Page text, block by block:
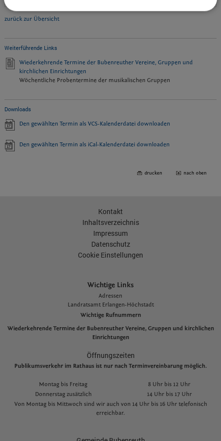
zurück zur Übersicht
Weiterführende Links
Wiederkehrende Termine der Bubenreuther Vereine, Gruppen und
kirchlichen Einrichtungen
Wöchentliche Probentermine der musikalischen Gruppen
Downloads
Den gewählten Termin als VCS-Kalenderdatei downloaden
Den gewählten Termin als iCal-Kalenderdatei downloaden
drucken nach oben
Kontakt
Inhaltsverzeichnis
Impressum
Datenschutz
Cookie Einstellungen
Wichtige Links
Adressen
Landratsamt Erlangen-Höchstadt
Wichtige Rufnummern
Wiederkehrende Termine der Bubenreuther Vereine, Gruppen und kirchlichen
Einrichtungen
Öffnungszeiten
Publikumsverkehr im Rathaus ist nur nach Terminvereinbarung möglich.
Montag bis Freitag
8 Uhr bis 12 Uhr
Donnerstag zusätzlich
14 Uhr bis 17 Uhr
Von Montag bis Mittwoch sind wir auch von 14 Uhr bis 16 Uhr telefonisch
erreichbar.